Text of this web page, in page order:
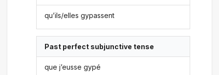
qu’ils/elles gypassent
Past perfect subjunctive tense
que j’eusse gypé